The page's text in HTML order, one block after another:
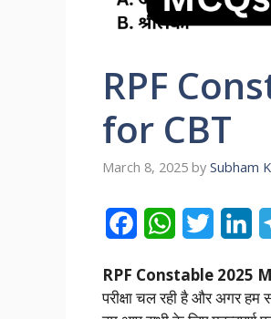
RPF
for CBT
March 8, 2025 by Subham
c
W
a
n
RPF Constable 2025
परीक्षा चल रही है और अगर